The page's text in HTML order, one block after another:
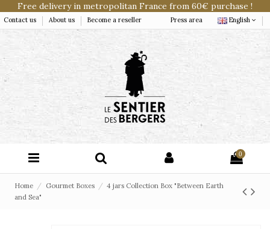
Free delivery in metropolitan France from 60€ purchase !
Contact us About us Become a reseller Press area English
0
Home Gourmet Boxes
4 jars Collection Box "Between Earth
and Sea"